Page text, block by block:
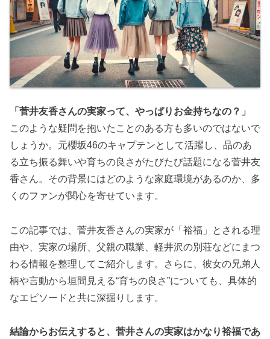
「菅井友香さんの実家って、やっぱりお金持ちなの？」
このような疑問を抱いたことのある方も多いのではないで
しょうか。元櫻坂46のキャプテンとして活躍し、品のあ
る立ち振る舞いや育ちの良さがたびたび話題になる菅井友
香さん。その背景にはどのような家庭環境があるのか、多
くのファンが関心を寄せています。
この記事では、菅井友香さんの実家が「裕福」とされる理
由や、実家の場所、父親の職業、軽井沢の別荘などにまつ
わる情報を整理してご紹介します。さらに、彼女の兄弟人
柄や言動から垣間見える“育ちの良さ”についても、具体的
なエピソードと共に深掘りします。
結論からお伝えすると、菅井さんの実家はかなり裕福であ